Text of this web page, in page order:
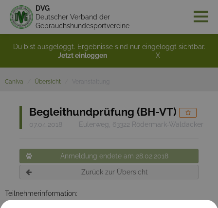
DVG
Deutscher Verband der
Gebrauchshundesportvereine
Du bist ausgeloggt. Ergebnisse sind nur eingeloggt sichtbar.
Jetzt einloggen
X
Caniva Übersicht
Begleithundprüfung (BH-VT)
07.04.2018 Eulerweg, 63322 Rödermark-Waldacker
Anmeldung endete am 28.02.2018
Zurück zur Übersicht
Teilnehmerinformation: